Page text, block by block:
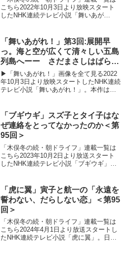
こちら2022年10月3日より放映スタート
したNHK連続テレビ小説「舞いあが
かな長崎・五島列島で人との絆を育みな
がら、空を飛ぶ夢に向...
「舞いあがれ！」第3回:展開早
っ。海と空が広くて清々しい五島
列島へーー さだまさしはばらも
ん凧
▶「舞いあがれ！」画像を全て見る2022
年10月3日より放映スタートしたNHK連続
テレビ小説「舞いあがれ！」。本作は、
ら、空を飛ぶ夢に向かっていく挫折と再
生のストーリー。...
「ブギウギ」スズ子とタイ子はな
ぜ連絡をとってなかったのか＜第
95回＞
「木俣冬の続・朝ドライフ」連載一覧は
こちら2023年10月2日より放送スタート
したNHK連続テレビ小説「ブギウギ」。
をモデルにオリジナルストーリーで描く
本作。歌って踊る...
「虎に翼」寅子と航一の「永遠を
誓わない、だらしない恋」＜第95
回＞
「木俣冬の続・朝ドライフ」連載一覧は
こちら2024年4月1日より放送スタートし
たNHK連続テレビ小説「虎に翼」。日本